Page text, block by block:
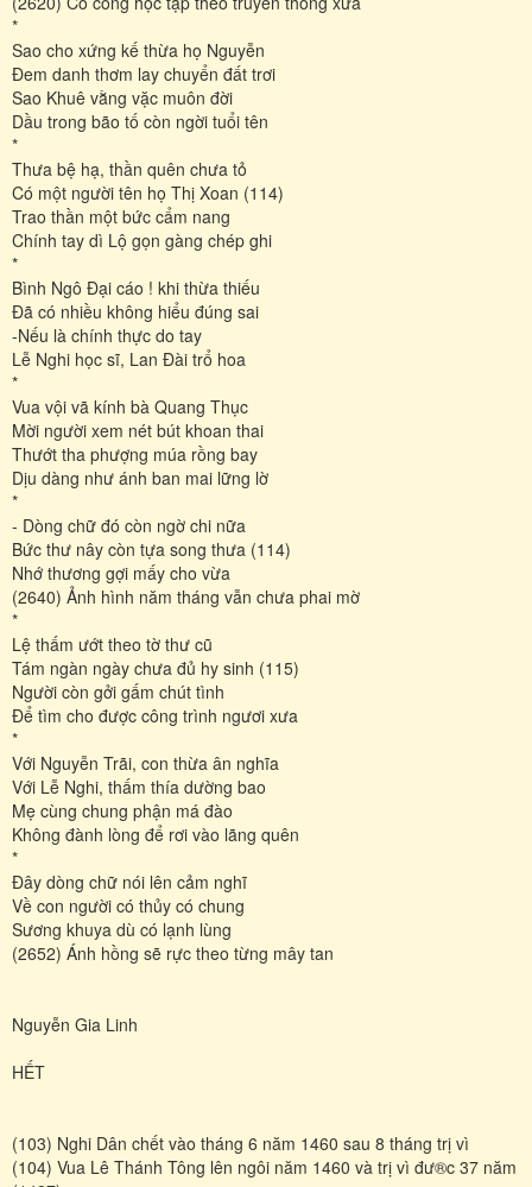
*
Sao cho xứng kế thừa họ Nguyễn
Đem danh thơm lay chuyển đất trơi
Sao Khuê vằng vặc muôn đời
Dầu trong bão tố còn ngời tuổi tên
*
Thưa bệ hạ, thần quên chưa tỏ
Có một người tên họ Thị Xoan (114)
Trao thần một bức cẩm nang
Chính tay dì Lộ gọn gàng chép ghi
*
Bình Ngô Đại cáo ! khi thừa thiếu
Đã có nhiều không hiểu đúng sai
-Nếu là chính thực do tay
Lễ Nghi học sĩ, Lan Đài trổ hoa
*
Vua vội vã kính bà Quang Thục
Mời người xem nét bút khoan thai
Thướt tha phượng múa rồng bay
Dịu dàng như ánh ban mai lững lờ
*
- Dòng chữ đó còn ngờ chi nữa
Bức thư nây còn tựa song thưa (114)
Nhớ thương gợi mấy cho vừa
(2640) Ảnh hình năm tháng vẫn chưa phai mờ
*
Lệ thấm ướt theo tờ thư cũ
Tám ngàn ngày chưa đủ hy sinh (115)
Người còn gởi gấm chút tình
Để tìm cho được công trình ngươi xưa
*
Với Nguyễn Trãi, con thừa ân nghĩa
Với Lễ Nghi, thấm thía dường bao
Mẹ cùng chung phận má đào
Không đành lòng để rơi vào lãng quên
*
Đây dòng chữ nói lên cảm nghĩ
Về con người có thủy có chung
Sương khuya dù có lạnh lùng
(2652) Ánh hồng sẽ rực theo từng mây tan
Nguyễn Gia Linh
HẾT
(103) Nghi Dân chết vào tháng 6 năm 1460 sau 8 tháng trị vì
(104) Vua Lê Thánh Tông lên ngôi năm 1460 và trị vì đư®c 37 năm